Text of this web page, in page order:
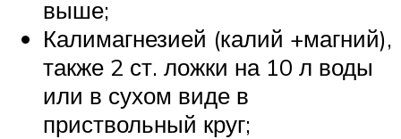
выше;
Калимагнезией (калий +магний),
также 2 ст. ложки на 10 л воды
или в сухом виде в
приствольный круг;